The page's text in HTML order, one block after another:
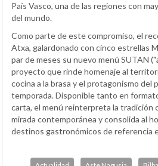
País Vasco, una de las regiones con
del mundo.
Como parte de este compromiso, el
Atxa, galardonado con cinco estrellas
par de meses su nuevo menú SUTAN
proyecto que rinde homenaje al
cocina a la brasa y el protagonismo del
temporada. Disponible tanto en
carta, el menú reinterpreta la tradición
mirada contemporánea y consolida al
destinos gastronómicos de referencia